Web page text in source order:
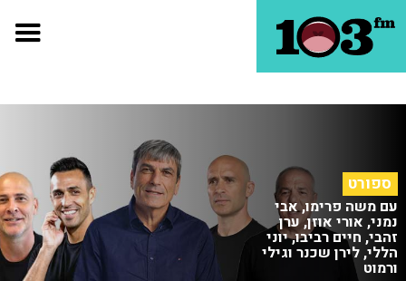
ספורט
עם משה פרימו, אבי
נמני, אורי אוזן, ערן
זהבי, חיים רביבו, יוני
הללי, לירן שכנר וגילי
ורמוט